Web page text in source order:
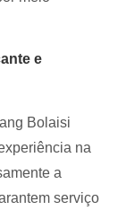
e
Bolaisi
na
a
serviço